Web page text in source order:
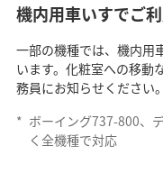
機内用車いすでご
一部の機種では、機内用
います。化粧室への移動
務員にお知らせください。
* ボーイング737-800、
く全機種で対応